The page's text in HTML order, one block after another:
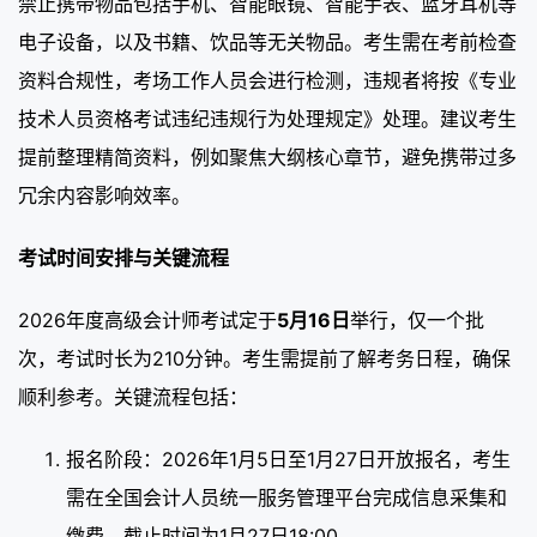
电子设备，以及书籍、饮品等无关物品。考生需在考前检查
资料合规性，考场工作人员会进行检测，违规者将按《专业
技术人员资格考试违纪违规行为处理规定》处理。建议考生
提前整理精简资料，例如聚焦大纲核心章节，避免携带过多
冗余内容影响效率。
考试时间安排与关键流程
2026年度高级会计师考试定于5月16日举行，仅一个批
次，考试时长为210分钟。考生需提前了解考务日程，确保
顺利参考。关键流程包括：
报名阶段：2026年1月5日至1月27日开放报名，考生
需在全国会计人员统一服务管理平台完成信息采集和